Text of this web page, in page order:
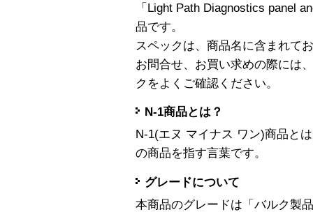
「Light Path Diagnostics panel
品です。
スペックは、商品名に含まれて
お問合せ、お買い求めの際には
クをよくご確認ください。
N-1商品とは？
N-1(エヌ マイナス ワン)商品と
の商品を指す言葉です。
グレードについて
本商品のグレードは「バルク製